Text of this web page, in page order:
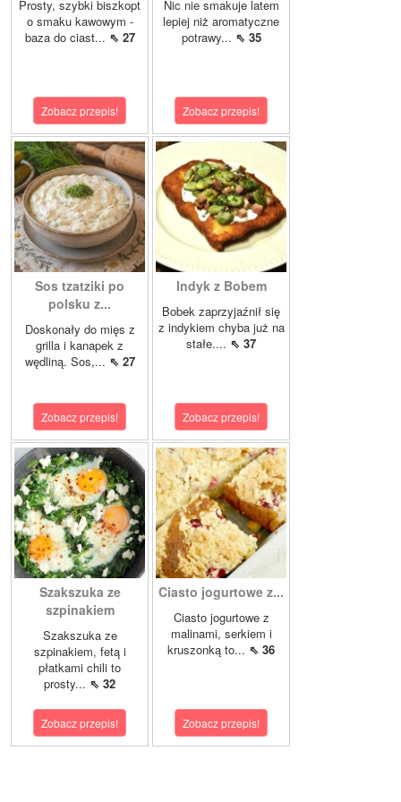
Prosty, szybki biszkopt
o smaku kawowym -
baza do ciast... ⇖ 27
Zobacz przepis!
Nic nie smakuje latem
lepiej niż aromatyczne
potrawy... ⇖ 35
Zobacz przepis!
Sos tzatziki po
polsku z...
Doskonały do mięs z
grilla i kanapek z
wędliną. Sos,... ⇖ 27
Zobacz przepis!
Indyk z Bobem
Bobek zaprzyjaźnił się
z indykiem chyba już na
stałe.... ⇖ 37
Zobacz przepis!
Szakszuka ze
szpinakiem
Szakszuka ze
szpinakiem, fetą i
płatkami chili to
prosty... ⇖ 32
Zobacz przepis!
Ciasto jogurtowe z...
Ciasto jogurtowe z
malinami, serkiem i
kruszonką to... ⇖ 36
Zobacz przepis!